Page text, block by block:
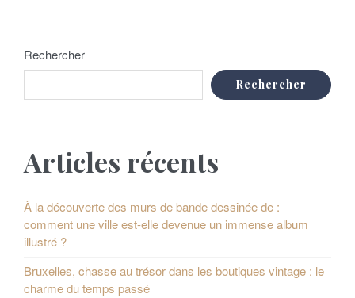
Rechercher
Rechercher
Articles récents
À la découverte des murs de bande dessinée de :
comment une ville est-elle devenue un immense album
illustré ?
Bruxelles, chasse au trésor dans les boutiques vintage : le
charme du temps passé